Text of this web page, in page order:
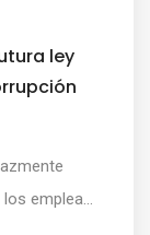
ley
emplea...